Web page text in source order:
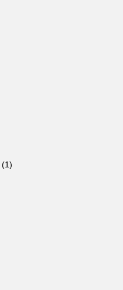
(1)